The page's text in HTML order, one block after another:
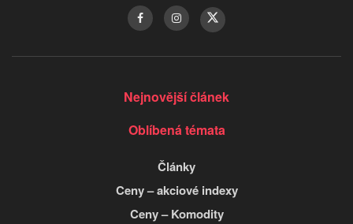
Nejnovější článek
Oblíbená témata
Články
Ceny – akciové indexy
Ceny – Komodity